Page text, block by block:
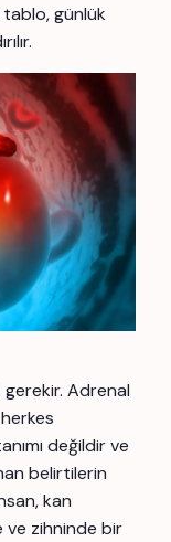
günlük
Adrenal
değildir ve
belirtilerin
kan
ve zihninde bir